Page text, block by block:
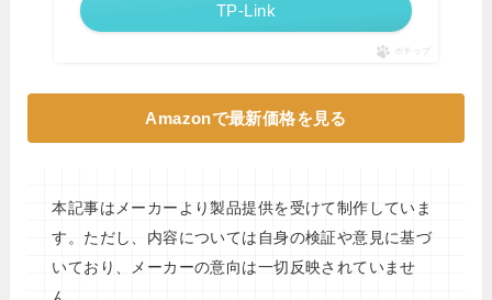
TP-Link
ポチップ
Amazonで最新価格を見る
本記事はメーカーより製品提供を受けて制作していま
す。ただし、内容については自身の検証や意見に基づ
いており、メーカーの意向は一切反映されていませ